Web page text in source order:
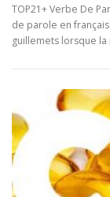
TOP21+ Verbe De
de parole en
guillemets lorsque